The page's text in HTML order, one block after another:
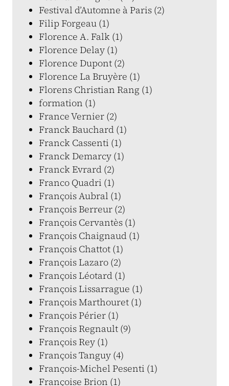
Festival d’Automne à Paris (2)
Filip Forgeau (1)
Florence A. Falk (1)
Florence Delay (1)
Florence Dupont (2)
Florence La Bruyère (1)
Florens Christian Rang (1)
formation (1)
France Vernier (2)
Franck Bauchard (1)
Franck Cassenti (1)
Franck Demarcy (1)
Franck Evrard (2)
Franco Quadri (1)
François Aubral (1)
François Berreur (2)
François Cervantès (1)
François Chaignaud (1)
François Chattot (1)
François Lazaro (2)
François Léotard (1)
François Lissarrague (1)
François Marthouret (1)
François Périer (1)
François Regnault (9)
François Rey (1)
François Tanguy (4)
François-Michel Pesenti (1)
Françoise Brion (1)